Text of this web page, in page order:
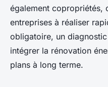
également copropriétés,
entreprises à réaliser
obligatoire, un
intégrer la rénovation
plans à long terme.